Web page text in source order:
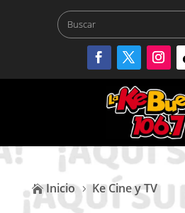
 Inicio 5 Ke Cine y TV